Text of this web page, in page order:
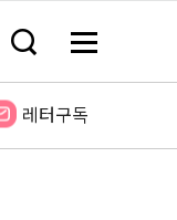
검
창
기
메
전
보
레터구독